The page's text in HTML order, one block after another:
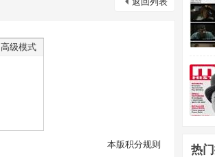
高级模式
本版积分规则 热